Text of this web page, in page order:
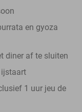
en gyoza
diner af te sluiten
ijstaart
1 uur jeu de